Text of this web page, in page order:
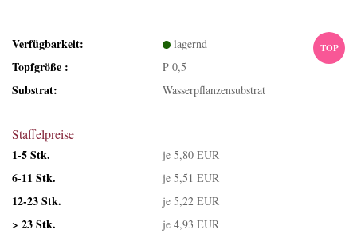
TOP
Verfügbarkeit: lagernd
Topfgröße : P 0,5
Substrat: Wasserpflanzensubstrat
Staffelpreise
1-5 Stk.
je 5,80 EUR
6-11 Stk. je 5,51 EUR
12-23 Stk. je 5,22 EUR
> 23 Stk. je 4,93 EUR